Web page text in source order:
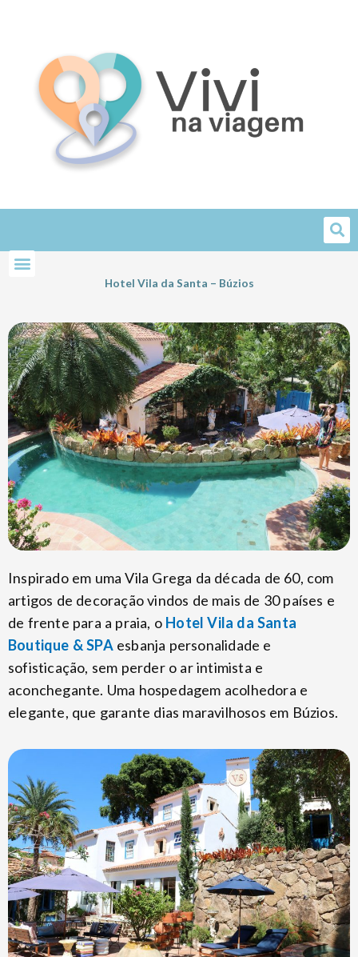
Hotel Vila da Santa – Búzios
Inspirado em uma Vila Grega da década de 60, com
artigos de decoração vindos de mais de 30 países e
de frente para a praia, o Hotel Vila da Santa
Boutique & SPAesbanja personalidade e
sofisticação, sem perder o ar intimista e
aconchegante. Uma hospedagem acolhedora e
elegante, que garante dias maravilhosos em Búzios.